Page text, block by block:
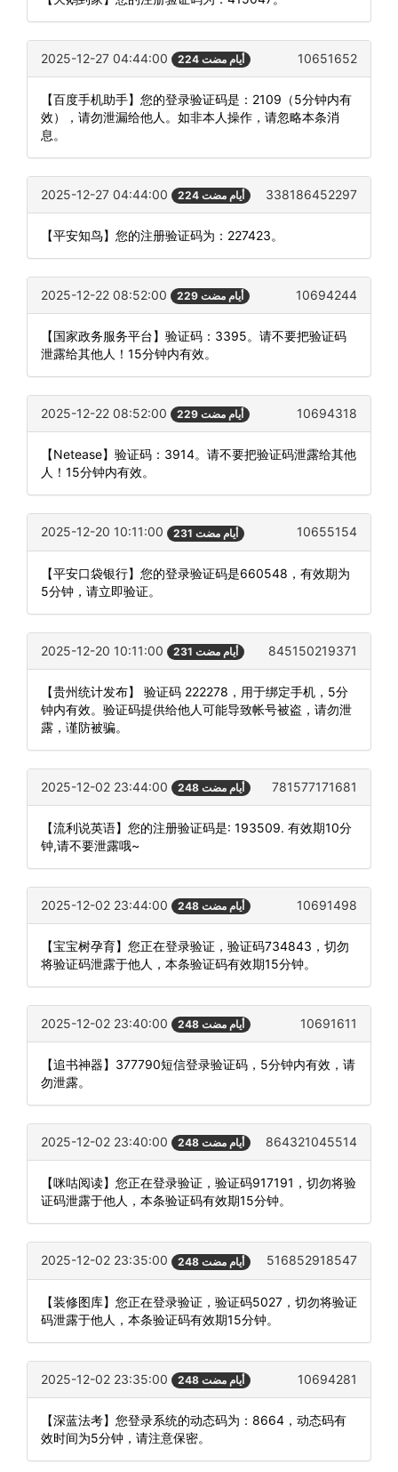
2025-12-27 04:44:00 224 أيام مضت 10651652
【百度手机助手】您的登录验证码是：2109（5分钟内有
效），请勿泄漏给他人。如非本人操作，请忽略本条消
息。
2025-12-27 04:44:00 224 أيام مضت 338186452297
【平安知鸟】您的注册验证码为：227423。
2025-12-22 08:52:00 229 أيام مضت 10694244
【国家政务服务平台】验证码：3395。请不要把验证码
泄露给其他人！15分钟内有效。
2025-12-22 08:52:00 229 أيام مضت 10694318
【Netease】验证码：3914。请不要把验证码泄露给其他
人！15分钟内有效。
2025-12-20 10:11:00 231 أيام مضت 10655154
【平安口袋银行】您的登录验证码是660548，有效期为
5分钟，请立即验证。
2025-12-20 10:11:00 231 أيام مضت 845150219371
【贵州统计发布】 验证码 222278，用于绑定手机，5分
钟内有效。验证码提供给他人可能导致帐号被盗，请勿泄
露，谨防被骗。
2025-12-02 23:44:00 248 أيام مضت 781577171681
【流利说英语】您的注册验证码是: 193509. 有效期10分
钟,请不要泄露哦~
2025-12-02 23:44:00 248 أيام مضت 10691498
【宝宝树孕育】您正在登录验证，验证码734843，切勿
将验证码泄露于他人，本条验证码有效期15分钟。
2025-12-02 23:40:00 248 أيام مضت 10691611
【追书神器】377790短信登录验证码，5分钟内有效，请
勿泄露。
2025-12-02 23:40:00 248 أيام مضت 864321045514
【咪咕阅读】您正在登录验证，验证码917191，切勿将验
证码泄露于他人，本条验证码有效期15分钟。
2025-12-02 23:35:00 248 أيام مضت 516852918547
【装修图库】您正在登录验证，验证码5027，切勿将验证
码泄露于他人，本条验证码有效期15分钟。
2025-12-02 23:35:00 248 أيام مضت 10694281
【深蓝法考】您登录系统的动态码为：8664，动态码有
效时间为5分钟，请注意保密。